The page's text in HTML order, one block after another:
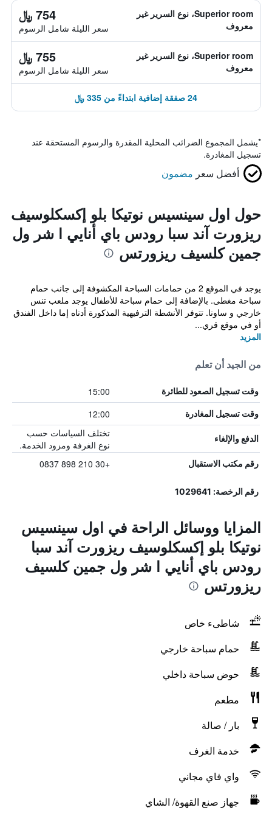
Superior room، نوع السرير غير
معروف
754 ﷼
سعر الليلة شامل الرسوم
Superior room، نوع السرير غير
معروف
755 ﷼
سعر الليلة شامل الرسوم
24 صفقة إضافية ابتداءً من 335 ﷼
*يشمل المجموع الضرائب المحلية المقدرة والرسوم المستحقة عند
تسجيل المغادرة.
أفضل سعر مضمون
حول اول سينسيس نوتيكا بلو إكسكلوسيف
ريزورت آند سبا رودس باي أنايي ا شر ول
جمين كلسيف ريزورتس
يوجد في الموقع 2 من حمامات السباحة المكشوفة إلى جانب حمام
سباحة مغطى. بالإضافة إلى حمام سباحة للأطفال يوجد ملعب تنس
خارجي و ساونا. تتوفر الأنشطة الترفيهية المذكورة أدناه إما داخل الفندق
أو في موقع قري...
المزيد
من الجيد أن تعلم
وقت تسجيل الصعود للطائرة 15:00
وقت تسجيل المغادرة 12:00
الدفع والإلغاء
تختلف السياسات حسب
نوع الغرفة ومزود الخدمة.
رقم مكتب الاستقبال +30 210 898 0837
رقم الرخصة: 1029641
المزايا ووسائل الراحة في اول سينسيس
نوتيكا بلو إكسكلوسيف ريزورت آند سبا
رودس باي أنايي ا شر ول جمين كلسيف
ريزورتس
شاطىء خاص
حمام سباحة خارجي
حوض سباحة داخلي
مطعم
بار / صالة
خدمة الغرف
واي فاي مجاني
جهاز صنع القهوة/ الشاي